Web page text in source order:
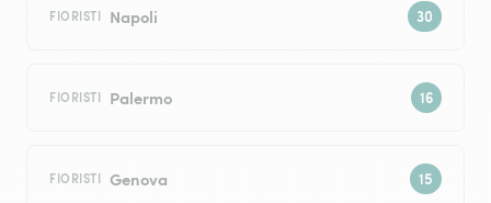
FIORISTI Napoli
FIORISTI Palermo
FIORISTI Genova